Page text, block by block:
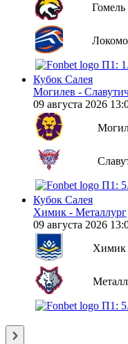
Гомель
П1:
Кубок Салея
Могилев -
09 августа 2026
П1:
Кубок Салея
Химик - Металлург
09 августа 2026
Химик
П1: